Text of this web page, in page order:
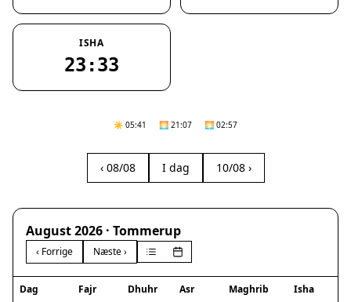
ISHA
23:33
☀️ 05:41 🌅 21:07 🌅 02:57
‹ 08/08 I dag 10/08 ›
August 2026 · Tommerup
‹ Forrige Næste ›
Dag Fajr Dhuhr Asr Maghrib
Isha